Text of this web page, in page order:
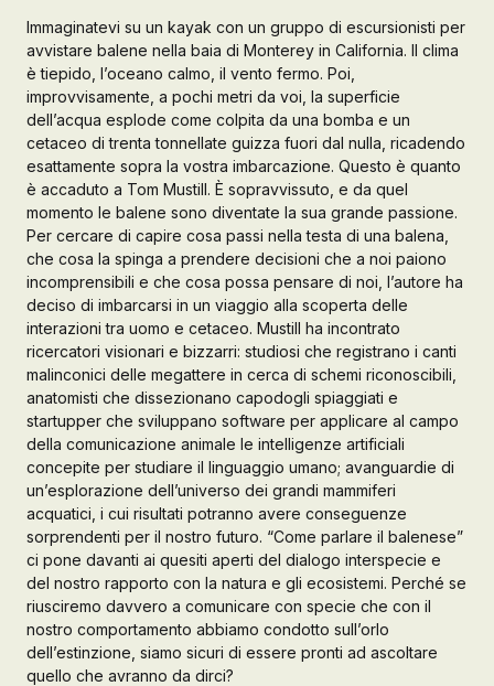
Contattaci
Registrazione
Creare un account
Immaginatevi su un kayak con un gruppo di escursionisti per
avvistare balene nella baia di Monterey in California. Il clima
è tiepido, l’oceano calmo, il vento fermo. Poi,
improvvisamente, a pochi metri da voi, la superficie
dell’acqua esplode come colpita da una bomba e un
cetaceo di trenta tonnellate guizza fuori dal nulla, ricadendo
esattamente sopra la vostra imbarcazione. Questo è quanto
è accaduto a Tom Mustill. È sopravvissuto, e da quel
momento le balene sono diventate la sua grande passione.
Per cercare di capire cosa passi nella testa di una balena,
che cosa la spinga a prendere decisioni che a noi paiono
incomprensibili e che cosa possa pensare di noi, l’autore ha
deciso di imbarcarsi in un viaggio alla scoperta delle
interazioni tra uomo e cetaceo. Mustill ha incontrato
ricercatori visionari e bizzarri: studiosi che registrano i canti
malinconici delle megattere in cerca di schemi riconoscibili,
anatomisti che dissezionano capodogli spiaggiati e
startupper che sviluppano software per applicare al campo
della comunicazione animale le intelligenze artificiali
concepite per studiare il linguaggio umano; avanguardie di
un’esplorazione dell’universo dei grandi mammiferi
acquatici, i cui risultati potranno avere conseguenze
sorprendenti per il nostro futuro. “Come parlare il balenese”
ci pone davanti ai quesiti aperti del dialogo interspecie e
del nostro rapporto con la natura e gli ecosistemi. Perché se
riusciremo davvero a comunicare con specie che con il
nostro comportamento abbiamo condotto sull’orlo
dell’estinzione, siamo sicuri di essere pronti ad ascoltare
quello che avranno da dirci?